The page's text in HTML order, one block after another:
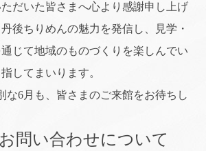
だいた皆さまへ心より感謝申し上げ
後ちりめんの魅力を発信し、見学・
じて地域のものづくりを楽しんでい
してまいります。
な6月も、皆さまのご来館をお待ちし
問い合わせについて